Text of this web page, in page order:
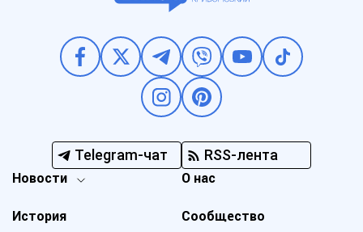
Telegram-чат RSS-лента
Новости
История
О нас
Сообщество